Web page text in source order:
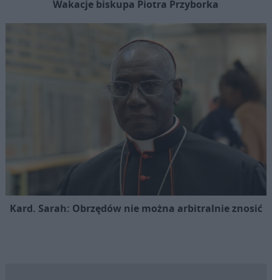
Wakacje biskupa Piotra Przyborka
Kard. Sarah: Obrzędów nie można arbitralnie znosić